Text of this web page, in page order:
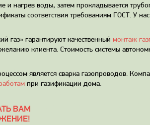
и нагрев воды, затем прокладывается
соответствия требованиям ГОСТ. У
газ» гарантируют качественный монтаж
клиента. Стоимость системы
является сварка газопроводов.
при газификации дома.
ВАМ